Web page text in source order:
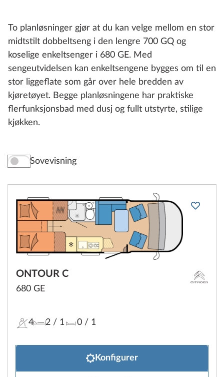
To planløsninger gjør at du kan velge mellom en stor
midtstilt dobbeltseng i den lengre 700 GQ og
koselige enkeltsenger i 680 GE. Med
sengeutvidelsen kan enkeltsengene bygges om til en
stor liggeflate som går over hele bredden av
kjøretøyet. Begge planløsningene har praktiske
flerfunksjonsbad med dusj og fullt utstyrte, stilige
kjøkken.
Sovevisning
ONTOUR C
680 GE
4 2 / 1 0/ 1
Konfigurer